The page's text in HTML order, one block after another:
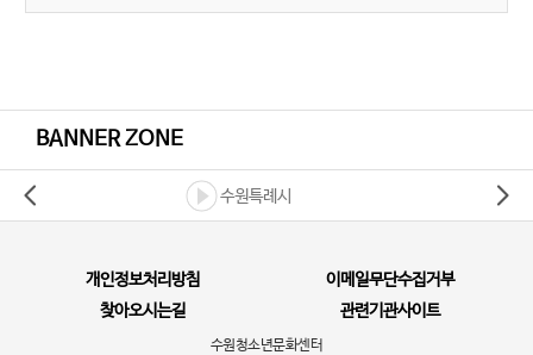
BANNER ZONE
수원특례시
개인정보처리방침
이메일무단수집거부
찾아오시는길
관련기관사이트
수원청소년문화센터